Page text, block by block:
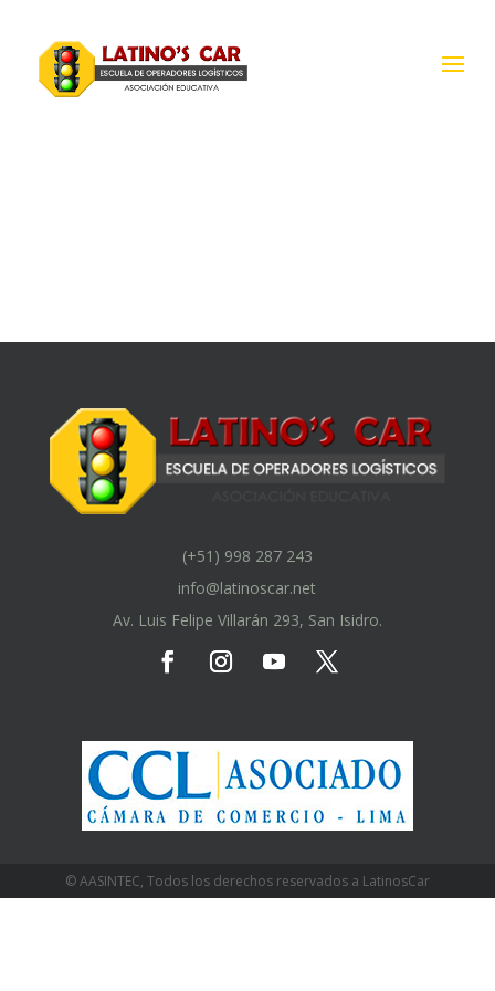
(+51) 998 287 243
info@latinoscar.net
Av. Luis Felipe Villarán 293, San Isidro.
© AASINTEC, Todos los derechos reservados a LatinosCar